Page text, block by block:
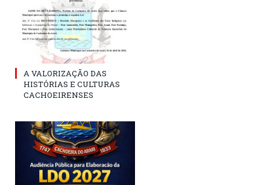
A VALORIZAÇÃO DAS
HISTÓRIAS E CULTURAS
CACHOEIRENSES